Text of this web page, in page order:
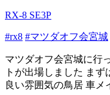
RX-8 SE3P
#rx8 #マツダオフ会宮城
マツダオフ会宮城に行
トが出場しました ま
良い雰囲気の鳥居 車メ